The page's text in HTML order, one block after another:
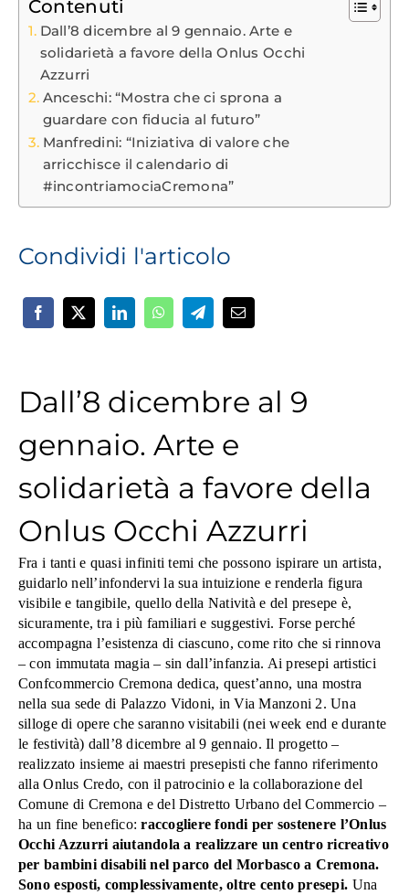
Contenuti
Dall’8 dicembre al 9 gennaio. Arte e
solidarietà a favore della Onlus Occhi
Azzurri
Anceschi: “Mostra che ci sprona a
guardare con fiducia al futuro”
Manfredini: “Iniziativa di valore che
arricchisce il calendario di
#incontriamociaCremona”
Condividi l'articolo
Dall’8 dicembre al 9
gennaio. Arte e
solidarietà a favore della
Onlus Occhi Azzurri
Fra i tanti e quasi infiniti temi che possono ispirare un artista,
guidarlo nell’infondervi la sua intuizione e renderla figura
visibile e tangibile, quello della Natività e del presepe è,
sicuramente, tra i più familiari e suggestivi. Forse perché
accompagna l’esistenza di ciascuno, come rito che si rinnova
– con immutata magia – sin dall’infanzia. Ai presepi artistici
Confcommercio Cremona dedica, quest’anno, una mostra
nella sua sede di Palazzo Vidoni, in Via Manzoni 2. Una
silloge di opere che saranno visitabili (nei week end e durante
le festività) dall’8 dicembre al 9 gennaio.Il progetto –
realizzato insieme ai maestri presepisti che fanno riferimento
alla Onlus Credo, con il patrocinio e la collaborazione del
Comune di Cremona e del Distretto Urbano del Commercio –
ha un fine benefico:raccogliere fondi per sostenere l’Onlus
Occhi Azzurri aiutandola a realizzare un centro ricreativo
per bambini disabili nel parco del Morbasco a Cremona.
Sono esposti, complessivamente, oltre cento presepi. Una